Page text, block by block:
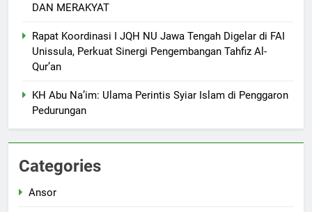
DAN MERAKYAT
Rapat Koordinasi I JQH NU Jawa Tengah Digelar di FAI
Unissula, Perkuat Sinergi Pengembangan Tahfiz Al-
Qur’an
KH Abu Na’im: Ulama Perintis Syiar Islam di Penggaron
Pedurungan
Categories
Ansor
6